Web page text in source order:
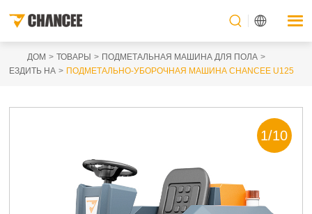
ДОМ ТОВАРЫ
ПОДМЕТАЛЬНАЯ МАШИНА ДЛЯ ПОЛА
ЕЗДИТЬ НА
ПОДМЕТАЛЬНО-УБОРОЧНАЯ МАШИНА CHANCEE U125
1/10